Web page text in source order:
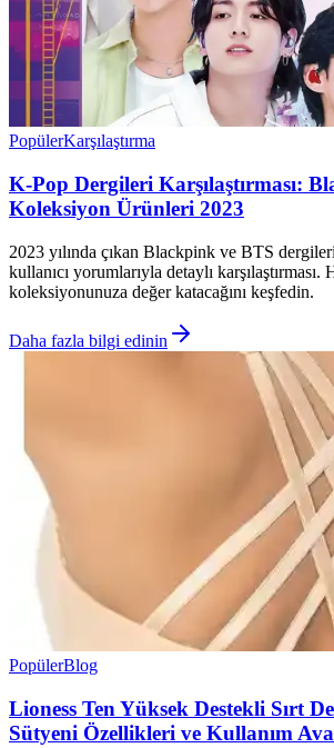
PopülerKarşılaştırma
K-Pop Dergileri Karşılaştırması:
Koleksiyon Ürünleri 2023
2023 yılında çıkan Blackpink ve BTS
kullanıcı yorumlarıyla detaylı
koleksiyonunuza değer katacağını keşfedin.
Daha fazla bilgi edinin
PopülerBlog
Lioness Ten Yüksek Destekli Sırt
Sütyeni Özellikleri ve Kullanım